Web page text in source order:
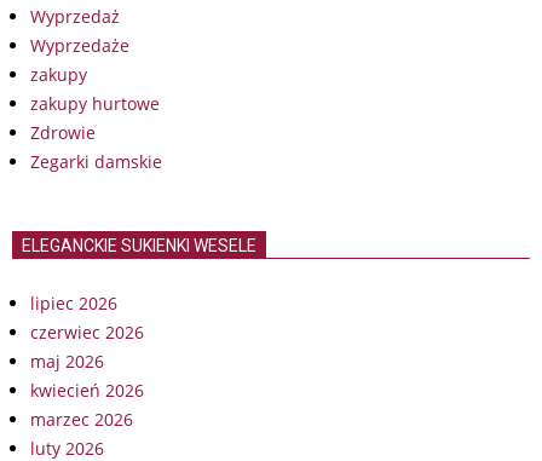
Wyprzedaż
Wyprzedaże
zakupy
zakupy hurtowe
Zdrowie
Zegarki damskie
ELEGANCKIE SUKIENKI WESELE
lipiec 2026
czerwiec 2026
maj 2026
kwiecień 2026
marzec 2026
luty 2026